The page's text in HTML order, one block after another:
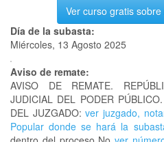
Ver curso gratis
Día de la subasta:
Miércoles, 13 Agosto 2025
Aviso de remate:
AVISO DE REMATE.
JUDICIAL DEL PODER
DEL JUZGADO: ver juzgado,
Popular donde se hará la